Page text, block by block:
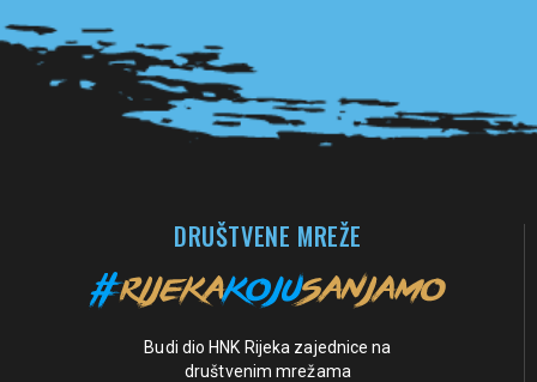
DRUŠTVENE MREŽE
Budi dio HNK Rijeka zajednice na
društvenim mrežama